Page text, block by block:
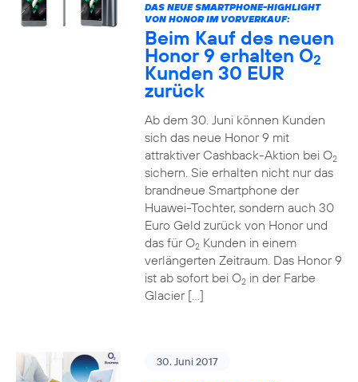
DAS NEUE SMARTPHONE-HIGHLIGHT
VON HONOR IM VORVERKAUF:
Beim Kauf des neuen
Honor 9 erhalten O2
Kunden 30 EUR
zurück
Ab dem 30. Juni können Kunden
sich das neue Honor 9 mit
attraktiver Cashback-Aktion bei O2
sichern. Sie erhalten nicht nur das
brandneue Smartphone der
Huawei-Tochter, sondern auch 30
Euro Geld zurück von Honor und
das für O2Kunden in einem
verlängerten Zeitraum. Das Honor 9
ist ab sofort bei O2in der Farbe
Glacier […]
30. Juni 2017